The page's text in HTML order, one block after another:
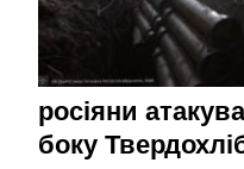
росіяни
боку